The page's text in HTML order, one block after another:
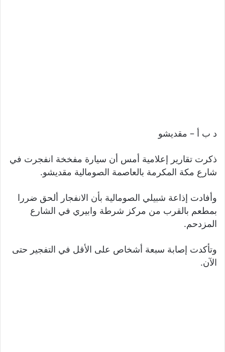
د ب أ – مقديشو
ذكرت تقارير إعلامية أمس أن سيارة مفخخة انفجرت في
شارع مكة المكرمة بالعاصمة الصومالية مقديشو.
وأفادت إذاعة شبيلي الصومالية بأن الانفجار ألحق ضررا
بمطعم بالقرب من مركز شرطة وابيري في الشارع
المزدحم.
وتأكدت إصابة سبعة أشخاص على الأقل في التفجير حتى
الآن.